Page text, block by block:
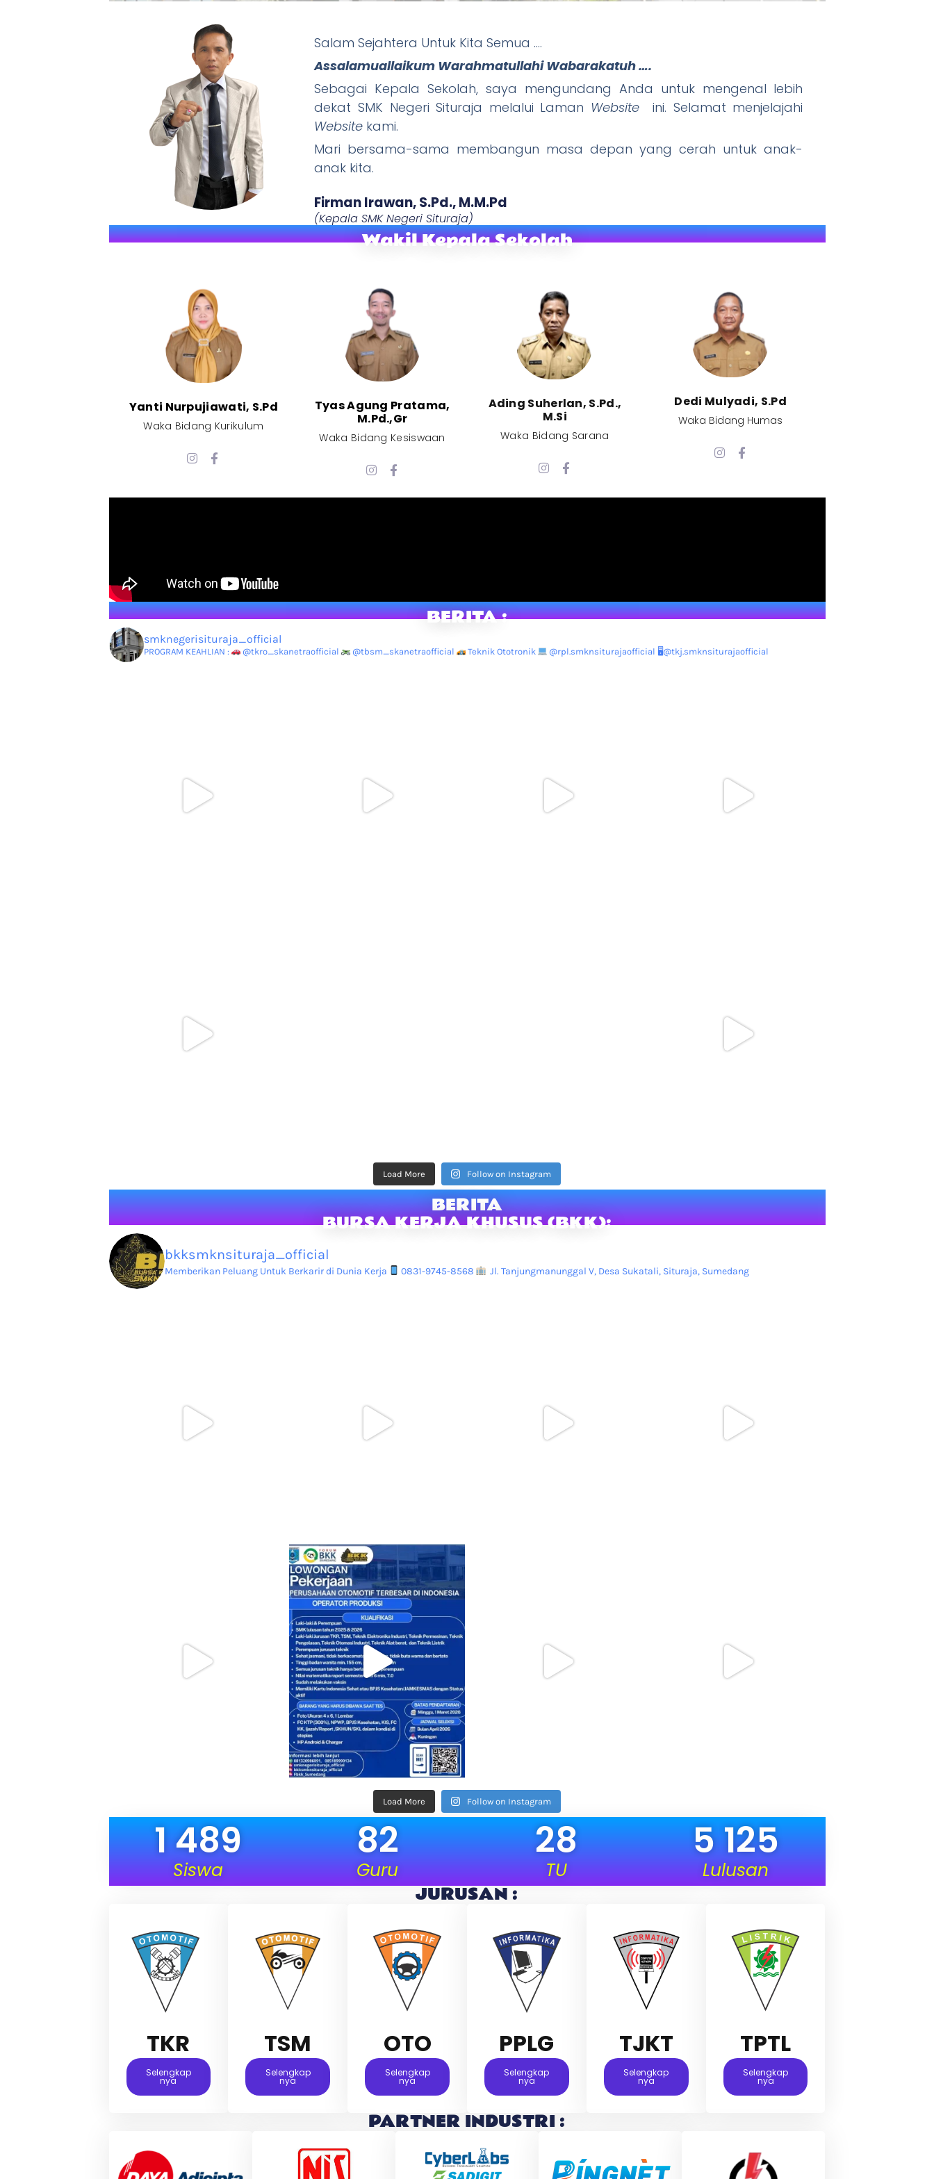
SMKN Situraja
" JAWARA (Jago Dina Elmu, Wani Tandang, Rajin Ibadah) "
Salam Sejahtera Untuk Kita Semua ….
Assalamuallaikum Warahmatullahi Wabarakatuh ….
Sebagai Kepala Sekolah, saya mengundang Anda untuk mengenal lebih
dekat SMK Negeri Situraja melalui Laman Website ini. Selamat menjelajahi
Website kami.
Mari bersama-sama membangun masa depan yang cerah untuk anak-
anak kita.
Firman Irawan, S.Pd., M.M.Pd​
(Kepala SMK Negeri Situraja)
Wakil Kepala Sekolah
Yanti Nurpujiawati, S.Pd
Waka Bidang Kurikulum
Tyas Agung Pratama,
M.Pd.,Gr​
Waka Bidang Kesiswaan​
Ading Suherlan, S.Pd.,
M.Si​
Waka Bidang Sarana​
Dedi Mulyadi, S.Pd​
Waka Bidang Humas
BERITA :
smknegerisituraja_official
PROGRAM KEAHLIAN : @tkro_skanetraofficial @tbsm_skanetraofficial Teknik Ototronik @rpl.smknsiturajaofficial 🖥@tkj.smknsiturajaofficial
Load More Follow on Instagram
BERITA
BURSA KERJA KHUSUS (BKK):
bkksmknsituraja_official
Memberikan Peluang Untuk Berkarir di Dunia Kerja 0831-9745-8568 Jl. Tanjungmanunggal V, Desa Sukatali, Situraja, Sumedang
Load More Follow on Instagram
Siswa
1 489
Guru
82
TU
28
Lulusan
5 125
JURUSAN :
TKR
Selengkap
Nya
TSM
Selengkap
Nya
OTO
Selengkap
Nya
PPLG
Selengkap
Nya
TJKT
Selengkap
Nya
TPTL
Selengkap
Nya
PARTNER INDUSTRI :